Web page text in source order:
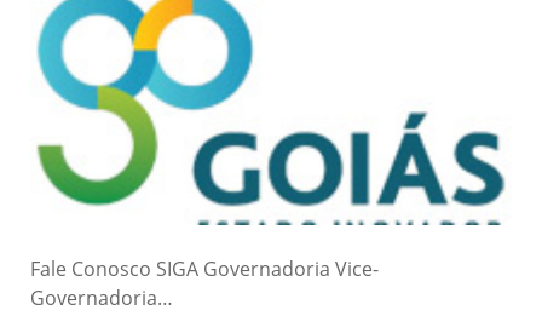
Fale Conosco SIGA Governadoria Vice-
Governadoria…